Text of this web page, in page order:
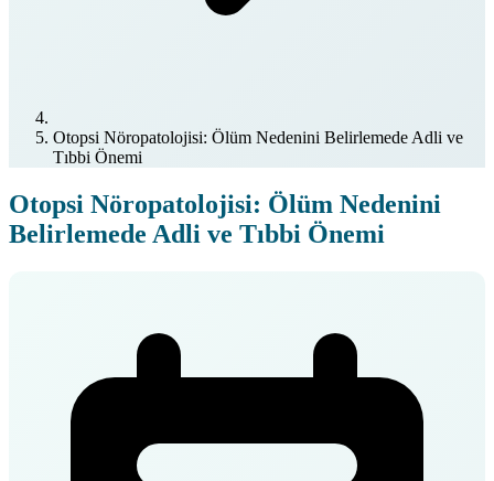
Otopsi Nöropatolojisi: Ölüm Nedenini Belirlemede Adli ve
Tıbbi Önemi
Otopsi Nöropatolojisi: Ölüm Nedenini
Belirlemede Adli ve Tıbbi Önemi